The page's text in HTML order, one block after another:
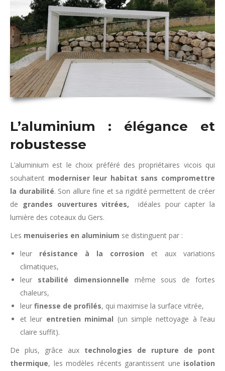
L’aluminium : élégance et
robustesse
L’aluminium est le choix préféré des propriétaires vicois qui
souhaitent moderniser leur habitat sans compromettre
la durabilité. Son allure fine et sa rigidité permettent de créer
de
grandes ouvertures vitrées,
idéales pour capter la
lumière des coteaux du Gers.
Les menuiseries en aluminium se distinguent par :
leur résistance à la corrosion et aux variations
climatiques,
leur stabilité dimensionnelle même sous de fortes
chaleurs,
leur finesse de profilés, qui maximise la surface vitrée,
et leur entretien minimal (un simple nettoyage à l’eau
claire suffit).
De plus, grâce aux technologies de rupture de pont
thermique, les modèles récents garantissent une isolation